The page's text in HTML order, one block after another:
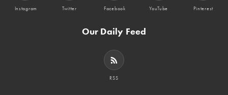
Instagram Twitter Facebook YouTube Pinterest
Our Daily Feed
RSS